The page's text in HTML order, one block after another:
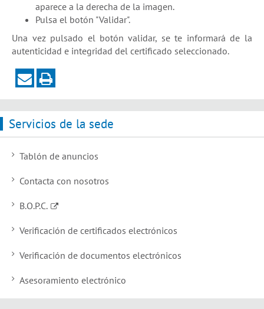
aparece a la derecha de la imagen.
Pulsa el botón "Validar".
Una vez pulsado el botón validar, se te informará de la
autenticidad e integridad del certificado seleccionado.
Servicios de la sede
Tablón de anuncios
Contacta con nosotros
B.O.P.C.
Verificación de certificados electrónicos
Verificación de documentos electrónicos
Asesoramiento electrónico